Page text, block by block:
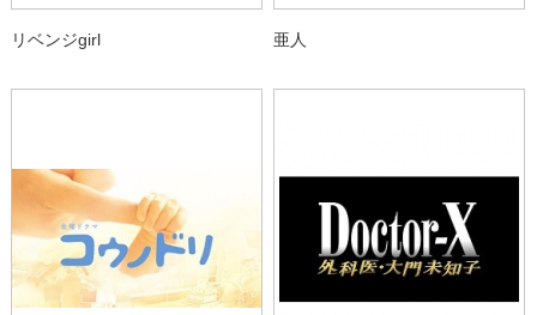
リベンジgirl 亜人